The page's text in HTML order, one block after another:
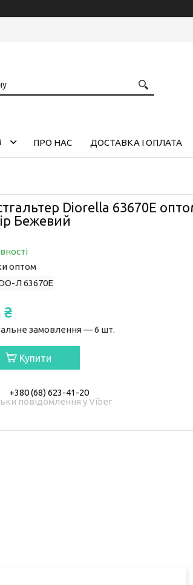
ПРО НАС ДОСТАВКА І ОПЛАТА
Diorella 63670E
Бежевий
оптом
Л 63670E
₴
замовлення — 6 шт.
Купити
+380 (68) 623-41-20
повідомлення у Viber